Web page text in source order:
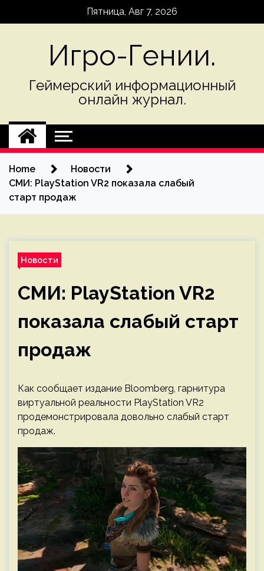
Пятница, Авг 7, 2026
Игро-Гении.
Геймерский информационный
онлайн журнал.
Home
Новости
СМИ: PlayStation VR2 показала слабый
старт продаж
Новости
СМИ: PlayStation VR2
показала слабый старт
продаж
Как сообщает издание Bloomberg, гарнитура
виртуальной реальности PlayStation VR2
продемонстрировала довольно слабый старт
продаж.